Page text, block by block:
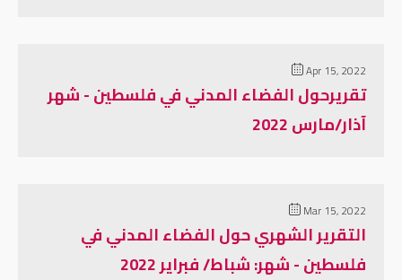
Apr 15, 2022
تقريرحول الفضاء المدني في فلسطين - شهر
آذار/مارس 2022
Mar 15, 2022
التقرير الشهري حول الفضاء المدني في
فلسطين - شهر: شباط/ فبراير 2022